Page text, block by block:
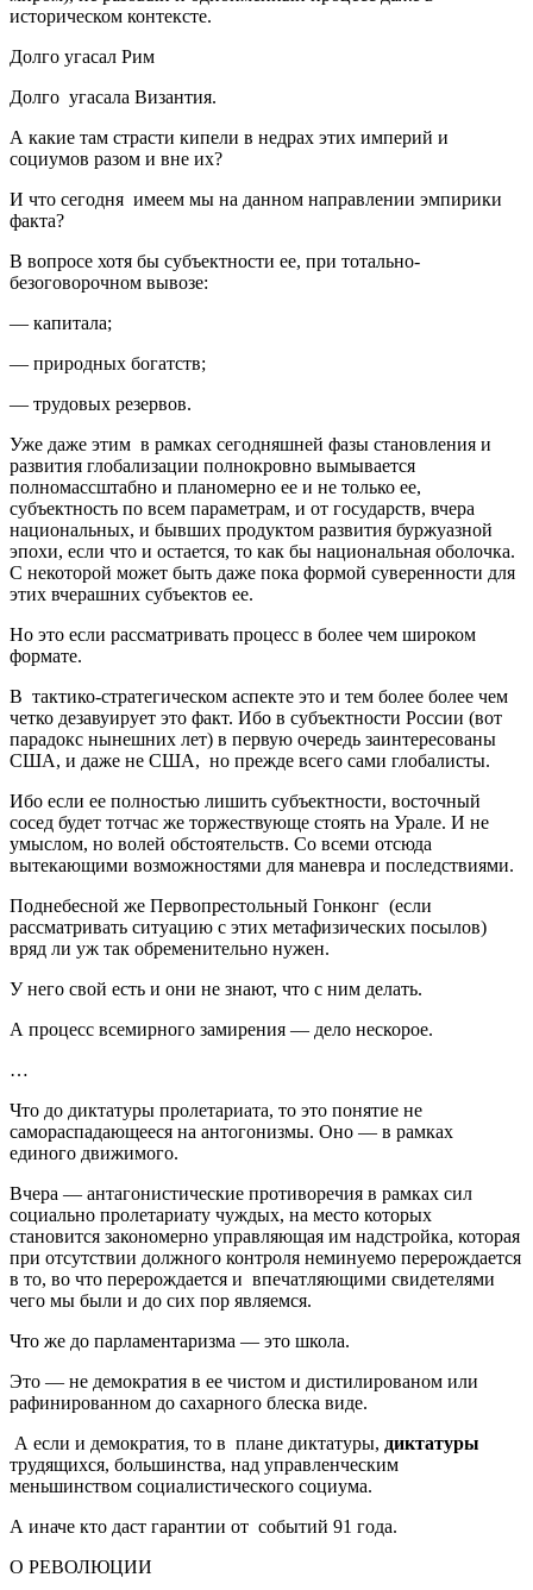
историческом контексте.
Долго угасал Рим
Долго угасала Византия.
А какие там страсти кипели в недрах этих империй и
социумов разом и вне их?
И что сегодня имеем мы на данном направлении эмпирики
факта?
В вопросе хотя бы субъектности ее, при тотально-
безоговорочном вывозе:
— капитала;
— природных богатств;
— трудовых резервов.
Уже даже этим в рамках сегодняшней фазы становления и
развития глобализации полнокровно вымывается
полномассштабно и планомерно ее и не только ее,
субъектность по всем параметрам, и от государств, вчера
национальных, и бывших продуктом развития буржуазной
эпохи, если что и остается, то как бы национальная оболочка.
С некоторой может быть даже пока формой суверенности для
этих вчерашних субъектов ее.
Но это если рассматривать процесс в более чем широком
формате.
В тактико-стратегическом аспекте это и тем более более чем
четко дезавуирует это факт. Ибо в субъектности России (вот
парадокс нынешних лет) в первую очередь заинтересованы
США, и даже не США, но прежде всего сами глобалисты.
Ибо если ее полностью лишить субъектности, восточный
сосед будет тотчас же торжествующе стоять на Урале. И не
умыслом, но волей обстоятельств. Со всеми отсюда
вытекающими возможностями для маневра и последствиями.
Поднебесной же Первопрестольный Гонконг (если
рассматривать ситуацию с этих метафизических посылов)
вряд ли уж так обременительно нужен.
У него свой есть и они не знают, что с ним делать.
А процесс всемирного замирения — дело нескорое.
…
Что до диктатуры пролетариата, то это понятие не
самораспадающееся на антогонизмы. Оно — в рамках
единого движимого.
Вчера — антагонистические противоречия в рамках сил
социально пролетариату чуждых, на место которых
становится закономерно управляющая им надстройка, которая
при отсутствии должного контроля неминуемо перерождается
в то, во что перерождается и впечатляющими свидетелями
чего мы были и до сих пор являемся.
Что же до парламентаризма — это школа.
Это — не демократия в ее чистом и дистилированом или
рафинированном до сахарного блеска виде.
А если и демократия, то в плане диктатуры, диктатуры
трудящихся, большинства, над управленческим
меньшинством социалистического социума.
А иначе кто даст гарантии от событий 91 года.
О РЕВОЛЮЦИИ